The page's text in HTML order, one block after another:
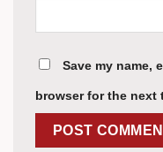
Save my name,
browser for the next